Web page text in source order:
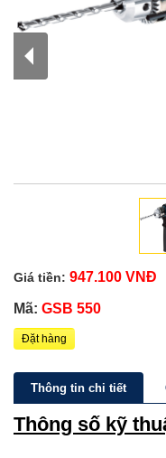
Giá tiền: 947.100 VNĐ
Mã: GSB 550
Đặt hàng
Thông tin chi tiết
Thông số kỹ